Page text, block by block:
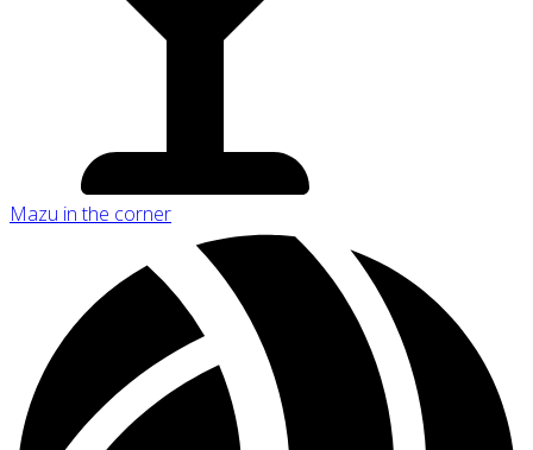
Mazu in the corner